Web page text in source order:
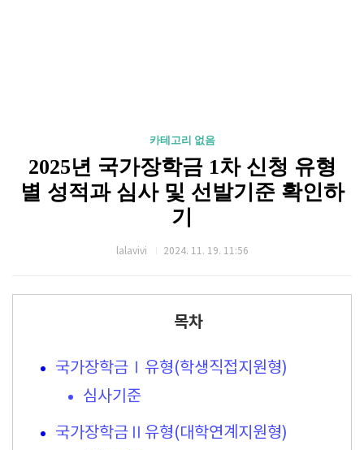
카테고리 없음
2025년 국가장학금 1차 신청 유형
별 성적과 심사 및 선발기준 확인하
기
lalavivi 2024. 11. 19. 11:56
목차
국가장학금Ⅰ유형(학생직접지원형)
심사기준
국가장학금Ⅱ유형(대학연계지원형)